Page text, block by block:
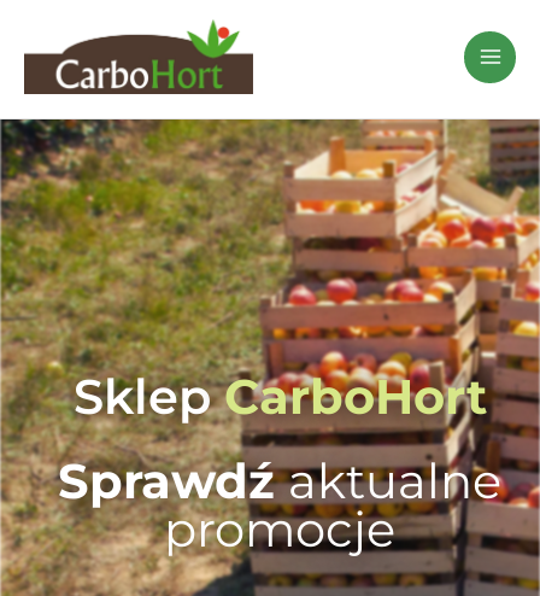
treści
SklepCarboHort
Sprawdźaktualne
promocje